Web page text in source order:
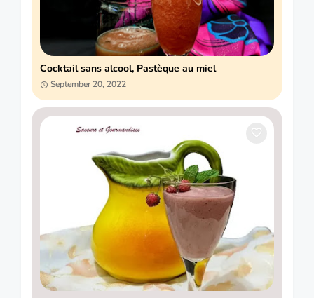
Cocktail sans alcool, Pastèque au miel
September 20, 2022